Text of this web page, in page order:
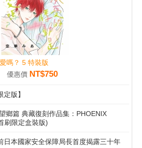
嗎？ 5 特裝版
優惠價 NT$750
版】
鄉篇 典藏復刻作品集：PHOENIX
刷限定盒裝版)
日本國家安全保障局長首度揭露三十年